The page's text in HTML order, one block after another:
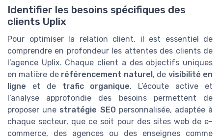
Identifier les besoins spécifiques des
clients Uplix
Pour optimiser la relation client, il est essentiel de
comprendre en profondeur les attentes des clients de
l’agence Uplix. Chaque client a des objectifs uniques
en matière de référencement naturel, de visibilité en
ligne et de trafic organique. L’écoute active et
l’analyse approfondie des besoins permettent de
proposer une stratégie SEOpersonnalisée, adaptée à
chaque secteur, que ce soit pour des sites web de e-
commerce, des agences ou des enseignes comme